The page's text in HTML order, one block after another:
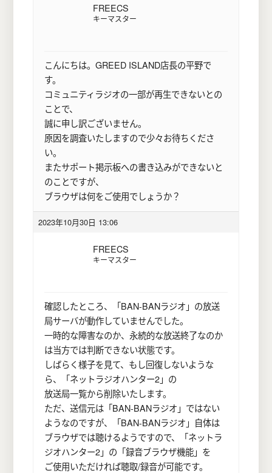
FREECS
キーマスター
こんにちは。GREED ISLAND店長の平野で
す。
コミュニティラジオの一部が再生できないとの
ことで、
誠に申し訳ございません。
原因を調査いたしますので少々お待ちくださ
い。
またサポート掲示板への書き込みができないと
のことですが、
ブラウザは何をご使用でしょうか？
2023年10月30日 13:06
FREECS
キーマスター
確認したところ、「BAN-BANラジオ」の放送
局サーバが動作していませんでした。
一時的な障害なのか、永続的な放送終了なのか
は当方では判断できない状態です。
しばらく様子を見て、もし回復しないような
ら、「ネットラジオハンター2」の
放送局一覧から削除いたします。
ただ、送信元は「BAN-BANラジオ」ではない
ようなのですが、「BAN-BANラジオ」自体は
ブラウザでは聴けるようですので、「ネットラ
ジオハンター2」の「録音ブラウザ機能」を
ご使用いただければ聴取/録音が可能です。